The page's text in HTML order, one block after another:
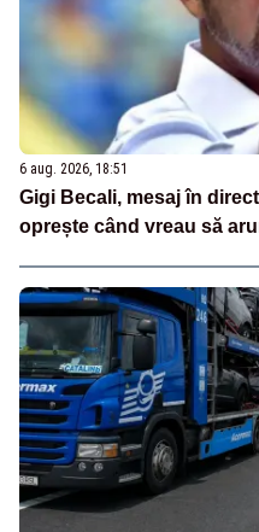
6 aug. 2026, 18:51
Gigi Becali, mesaj în
oprește când vreau să